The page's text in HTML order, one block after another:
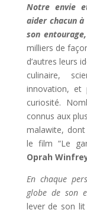
Notre envie
aider chacun
son
milliers de
d’autres leurs
culinaire,
innovation, et
curiosité.
connus aux
malawite,
le film “Le
Oprah
En chaque
globe de son
lever de son